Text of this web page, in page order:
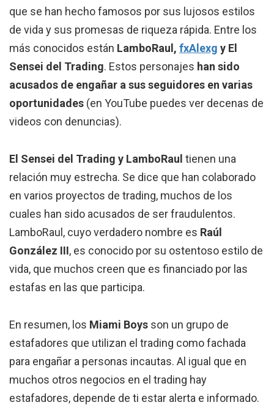
que se han hecho famosos por sus lujosos estilos
de vida y sus promesas de riqueza rápida. Entre los
más conocidos están LamboRaul, fxAlexg y El
Sensei del Trading. Estos personajes han sido
acusados de engañar a sus seguidores en varias
oportunidades (en YouTube puedes ver decenas de
videos con denuncias).
El Sensei del Trading y LamboRaul tienen una
relación muy estrecha. Se dice que han colaborado
en varios proyectos de trading, muchos de los
cuales han sido acusados de ser fraudulentos.
LamboRaul, cuyo verdadero nombre es Raúl
González III, es conocido por su ostentoso estilo de
vida, que muchos creen que es financiado por las
estafas en las que participa.
En resumen, los Miami Boys son un grupo de
estafadores que utilizan el trading como fachada
para engañar a personas incautas. Al igual que en
muchos otros negocios en el trading hay
estafadores, depende de ti estar alerta e informado.